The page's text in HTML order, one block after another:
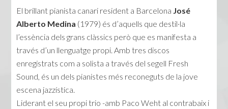
El brillant pianista canari resident a Barcelona José
Alberto Medina (1979) és d’aquells que destil·la
l’essència dels grans clàssics però que es manifesta a
través d’un llenguatge propi. Amb tres discos
enregistrats com a solista a través del segell Fresh
Sound, és un dels pianistes més reconeguts de la jove
escena jazzística.
Liderant el seu propi trio -amb Paco Weht al contrabaix i